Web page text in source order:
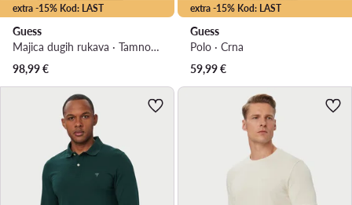
extra -15% Kod: LAST
Guess
Majica dugih rukava · Tamnoplava
98,99€
extra -15% Kod: LAST
Guess
Polo · Crna
59,99€